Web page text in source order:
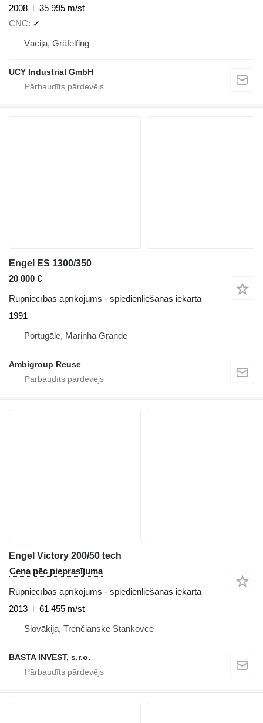
2008
35 995 m/st
CNC
✓
Vācija, Gräfelfing
UCY Industrial GmbH
Engel ES 1300/350
20 000 €
Rūpniecības aprīkojums - spiedienliešanas iekārta
1991
Portugāle, Marinha Grande
Ambigroup Reuse
Engel Victory 200/50 tech
Cena pēc pieprasījuma
Rūpniecības aprīkojums - spiedienliešanas iekārta
2013
61 455 m/st
Slovākija, Trenčianske Stankovce
BASTA INVEST, s.r.o.